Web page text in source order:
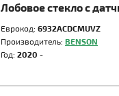
Лобовое стекло с
Еврокод: 6932ACDCMUVZ
Производитель: BENSON
Год: 2020 -